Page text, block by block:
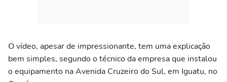
O vídeo, apesar de impressionante, tem uma explicação
bem simples, segundo o técnico da empresa que instalou
o equipamento na Avenida Cruzeiro do Sul, em Iguatu, no